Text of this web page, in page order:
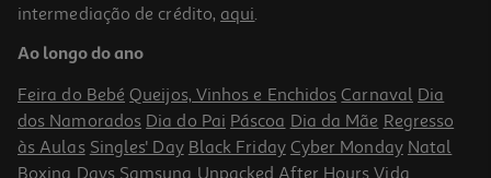
intermediação de crédito, aqui.
Ao longo do ano
Feira do Bebé Queijos, Vinhos e Enchidos Carnaval Dia
dos Namorados Dia do Pai Páscoa Dia da Mãe Regresso
às Aulas Singles' Day Black Friday Cyber Monday Natal
Boxing Days Samsung Unpacked After Hours Vida